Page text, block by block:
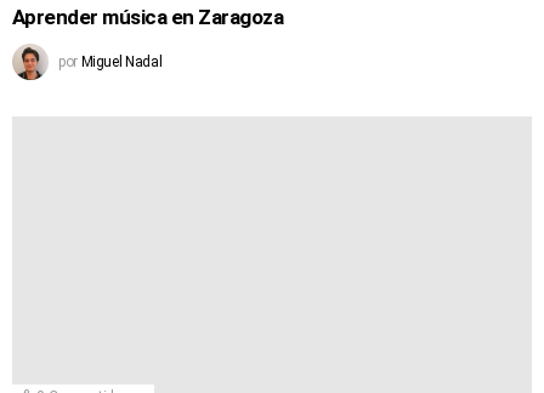
Aprender música en Zaragoza
por Miguel Nadal